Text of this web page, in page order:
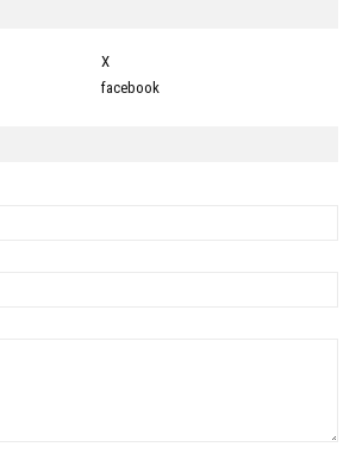
X
facebook